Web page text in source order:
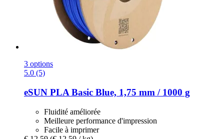
3 options
5.0 (5)
eSUN PLA Basic Blue, 1,75 mm / 1000 g
Fluidité améliorée
Meilleure performance d'impression
Facile à imprimer